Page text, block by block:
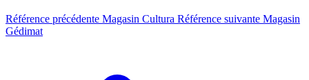
Référence précédente Magasin Cultura Référence suivante Magasin
Gédimat